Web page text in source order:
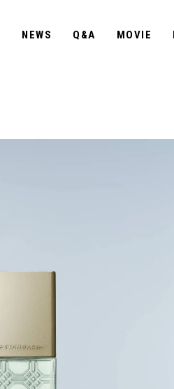
NEWS Q&A MOVIE